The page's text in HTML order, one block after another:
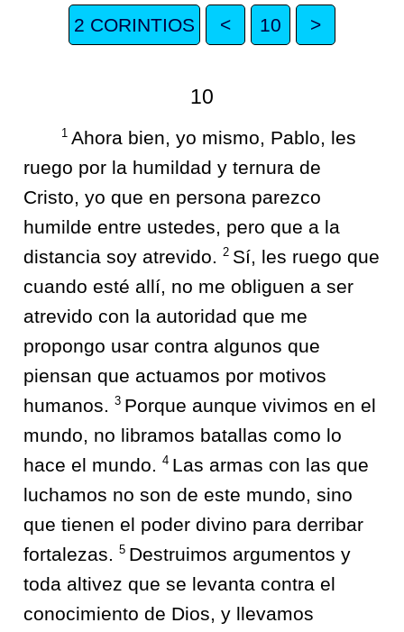
2 CORINTIOS < 10 >
10
1 Ahora bien, yo mismo, Pablo, les
ruego por la humildad y ternura de
Cristo, yo que en persona parezco
humilde entre ustedes, pero que a la
distancia soy atrevido. 2 Sí, les ruego que
cuando esté allí, no me obliguen a ser
atrevido con la autoridad que me
propongo usar contra algunos que
piensan que actuamos por motivos
humanos. 3 Porque aunque vivimos en el
mundo, no libramos batallas como lo
hace el mundo. 4 Las armas con las que
luchamos no son de este mundo, sino
que tienen el poder divino para derribar
fortalezas. 5 Destruimos argumentos y
toda altivez que se levanta contra el
conocimiento de Dios, y llevamos